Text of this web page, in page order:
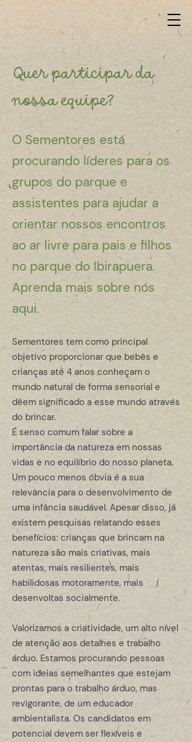
Quer participar da
nossa equipe?
O Sementores está
procurando líderes para os
grupos do parque e
assistentes para ajudar a
orientar nossos encontros
ao ar livre para pais e filhos
no parque do Ibirapuera.
Aprenda mais sobre nós
aqui.
Sementores tem como principal
objetivo proporcionar que bebês e
crianças até 4 anos conheçam o
mundo natural de forma sensorial e
dêem significado a esse mundo através
do brincar.
É senso comum falar sobre a
importância da natureza em nossas
vidas e no equilíbrio do nosso planeta.
Um pouco menos óbvia é a sua
relevância para o desenvolvimento de
uma infância saudável. Apesar disso, já
existem pesquisas relatando esses
benefícios: crianças que brincam na
natureza são mais criativas, mais
atentas, mais resilientes, mais
habilidosas motoramente, mais
desenvoltas socialmente.
Valorizamos a criatividade, um alto nível
de atenção aos detalhes e trabalho
árduo. Estamos procurando pessoas
com ideias semelhantes que estejam
prontas para o trabalho árduo, mas
revigorante, de um educador
ambientalista. Os candidatos em
potencial devem ser flexíveis e